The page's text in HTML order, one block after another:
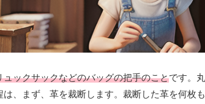
ックサックなどのバッグの把手のことです。
、まず、革を裁断します。裁断した革を何枚